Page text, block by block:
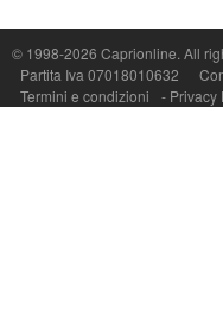
© 1998-2026 Caprionline. All
Partita Iva 07018010632
Termini e condizioni
- Privacy
Capri On Line Srl, Via Le
P.Iva, C.F. e n.Reg.Imprese